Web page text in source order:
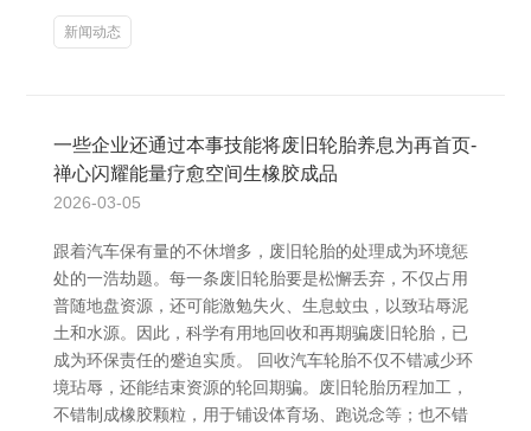
新闻动态
一些企业还通过本事技能将废旧轮胎养息为再首页-
禅心闪耀能量疗愈空间生橡胶成品
2026-03-05
跟着汽车保有量的不休增多，废旧轮胎的处理成为环境惩
处的一浩劫题。每一条废旧轮胎要是松懈丢弃，不仅占用
普随地盘资源，还可能激勉失火、生息蚊虫，以致玷辱泥
土和水源。因此，科学有用地回收和再期骗废旧轮胎，已
成为环保责任的蹙迫实质。 回收汽车轮胎不仅不错减少环
境玷辱，还能结束资源的轮回期骗。废旧轮胎历程加工，
不错制成橡胶颗粒，用于铺设体育场、跑说念等；也不错